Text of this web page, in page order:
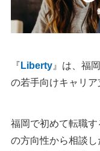
『 Liberty 』は、福
の若手向けキャリア
福岡で初めて転職
の方向性から相談